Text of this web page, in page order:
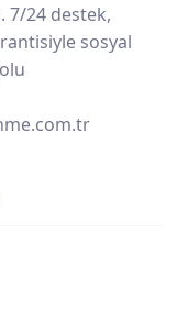
7/24 destek,
sosyal